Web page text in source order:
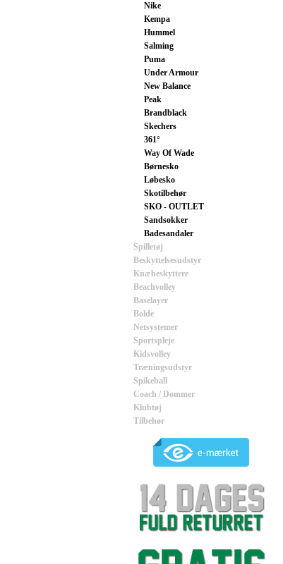
Nike
Kempa
Hummel
Salming
Puma
Under Armour
New Balance
Peak
Brandblack
Skechers
361°
Way Of Wade
Børnesko
Løbesko
Skotilbehør
SKO - OUTLET
Sandsokker
Badesandaler
Spilletøj
Beskyttelsesudstyr
Knæbeskyttere
Beachvolley
Baselayer
Bolde
Netsystemer
Sportspleje
Kidsvolley
Træningsudstyr
Spikeball
Coach / Dommer
Klubtøj
Tilbehør